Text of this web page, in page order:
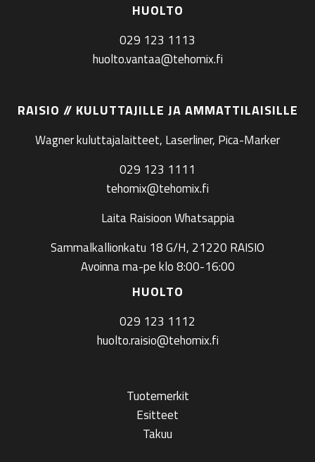
HUOLTO
029 123 1113
huolto.vantaa@tehomix.fi
RAISIO // KULUTTAJILLE JA AMMATTILAISILLE
Wagner kuluttajalaitteet, Laserliner, Pica-Marker
029 123 1111
tehomix@tehomix.fi
Laita Raisioon Whatsappia
Sammalkallionkatu 18 G/H, 21220 RAISIO
Avoinna ma-pe klo 8:00-16:00
HUOLTO
029 123 1112
huolto.raisio@tehomix.fi
Tuotemerkit
Esitteet
Takuu